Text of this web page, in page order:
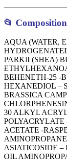
📂 Composition
AQUA (WATER,
PARKII (SHEA)
BEHENETH-25 -
HEXANEDIOL –
BRASSICA
30 ALKYL
POLYACRYLATE
ACETATE -
ASIATICOSIDE –
OIL